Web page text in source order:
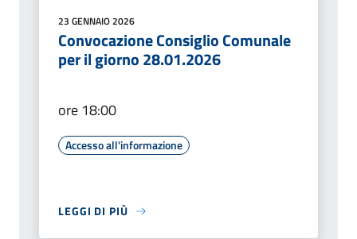
23 GENNAIO 2026
Convocazione Consiglio Comunale
per il giorno 28.01.2026
ore 18:00
Accesso all'informazione
LEGGI DI PIÙ